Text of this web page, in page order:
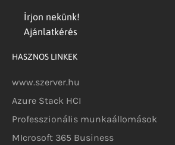
Írjon nekünk!
Ajánlatkérés
HASZNOS LINKEK
www.szerver.hu
Azure Stack HCI
Professzionális munkaállomások
MIcrosoft 365 Business